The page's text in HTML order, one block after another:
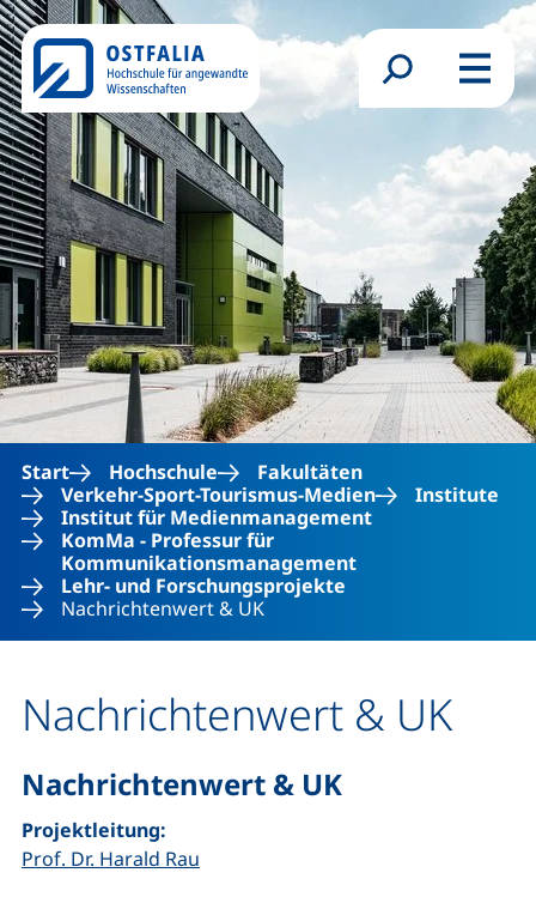
Suchformular
Menü
Start Hochschule
Fakultäten
Verkehr-Sport-Tourismus-Medien
Institute
Institut für Medienmanagement
KomMa - Professur für
Kommunikationsmanagement
Lehr- und Forschungsprojekte
Nachrichtenwert & UK
Nachrichtenwert & UK
Nachrichtenwert & UK
Projektleitung:
Prof. Dr. Harald Rau